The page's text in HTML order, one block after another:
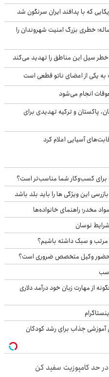
سگ‌های ولگرد به یک کودک ۹ ساله؛ خطری بزرگ امنیت شهروندان را
سیل این مناطق را تهدید می‌کند
به یکی از اعضای ناتو قطعی است
انجام می‌شود
پاکستان و ترکیه تهدیدی برای
آسیایی اعلام کرد
برای کسب‌وکار شما مناسب‌تر است؟
این ویژگی ها را باید بلد باشد
نوسان
و سبک داشته باشیم؟
حضور وکیل متخصص ضروری است؟
از مهارت زبان خود درآمد دلاری
آموزشی جذاب برای رشد کودکان